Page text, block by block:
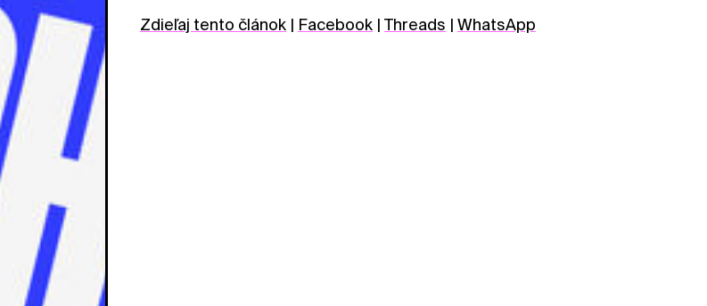
Zdieľaj tento článok | Facebook | Threads | WhatsApp